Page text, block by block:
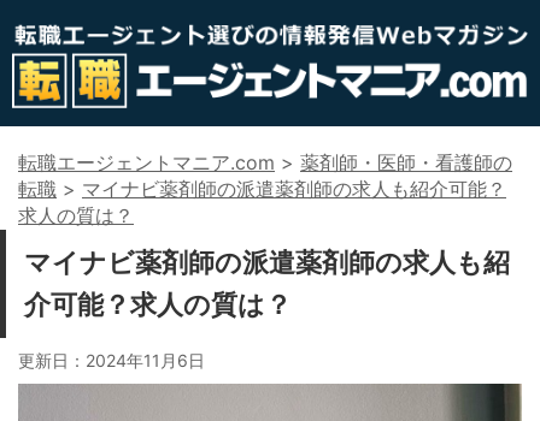
転職エージェントマニア.com > 薬剤師・医師・看護師の
転職 > マイナビ薬剤師の派遣薬剤師の求人も紹介可能？
求人の質は？
マイナビ薬剤師の派遣薬剤師の求人も紹
介可能？求人の質は？
更新日： 2024年11月6日